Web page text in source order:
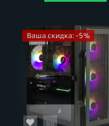
Ваша скидка: -5%